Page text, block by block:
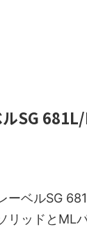
SG
ーベルSG
リッドとML